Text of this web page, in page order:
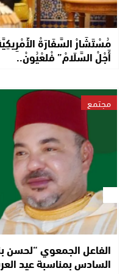
مُسْتَشَارْ السَّفَارَةْ
أَجْلْ السَّلَامْ” فْلعْيُونْ..
مجتمع
الفاعل الجمعوي “لحسن
السادس بمناسبة عيد